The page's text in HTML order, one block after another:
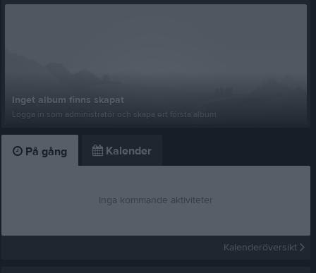
Inget album finns skapat
Logga in som administratör och skapa ert första album
På gång Kalender
Inga kommande aktiviteter
Kalenderöversikt